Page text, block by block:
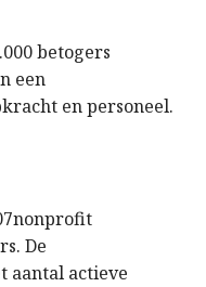
betogers
een
en personeel.
De
aantal actieve